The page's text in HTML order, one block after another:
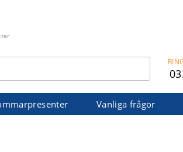
Vanliga frågor